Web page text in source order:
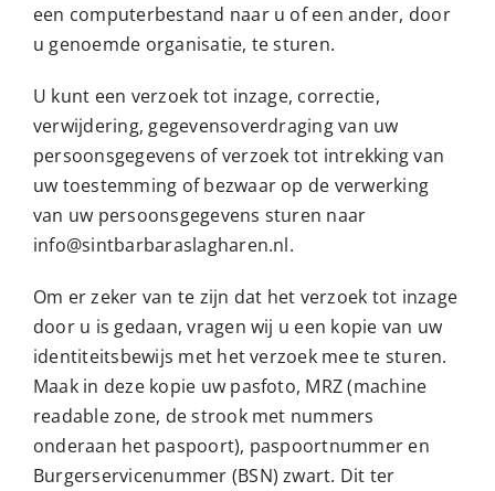
een computerbestand naar u of een ander, door
u genoemde organisatie, te sturen.
U kunt een verzoek tot inzage, correctie,
verwijdering, gegevensoverdraging van uw
persoonsgegevens of verzoek tot intrekking van
uw toestemming of bezwaar op de verwerking
van uw persoonsgegevens sturen naar
info@sintbarbaraslagharen.nl.
Om er zeker van te zijn dat het verzoek tot inzage
door u is gedaan, vragen wij u een kopie van uw
identiteitsbewijs met het verzoek mee te sturen.
Maak in deze kopie uw pasfoto, MRZ (machine
readable zone, de strook met nummers
onderaan het paspoort), paspoortnummer en
Burgerservicenummer (BSN) zwart. Dit ter